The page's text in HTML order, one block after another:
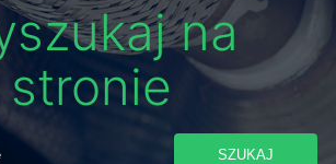
na
stronie
SZUKAJ